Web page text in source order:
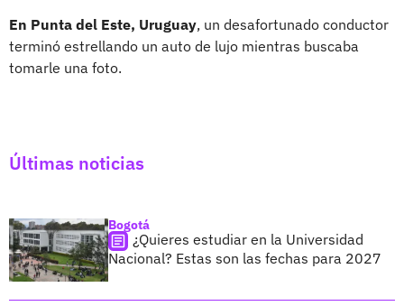
En Punta del Este, Uruguay, un desafortunado conductor
terminó estrellando un auto de lujo mientras buscaba
tomarle una foto.
Últimas noticias
Bogotá
¿Quieres estudiar en la Universidad
Nacional? Estas son las fechas para 2027